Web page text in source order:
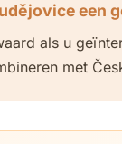
een
als u
met